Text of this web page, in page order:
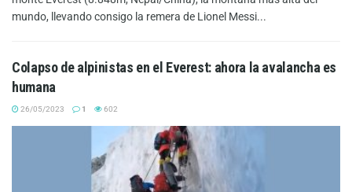
mundo, llevando consigo la remera de Lionel Messi...
Colapso de alpinistas en el Everest: ahora la avalancha es
humana
26/05/2023 1 602